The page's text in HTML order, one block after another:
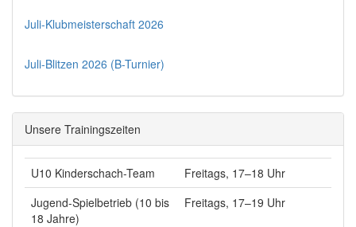
Juli-Klubmeisterschaft 2026
Juli-Blitzen 2026 (B-Turnier)
Unsere Trainingszeiten
U10 Kinderschach-Team
Freitags, 17–18 Uhr
Jugend-Spielbetrieb (10 bis
18 Jahre)
Freitags, 17–19 Uhr